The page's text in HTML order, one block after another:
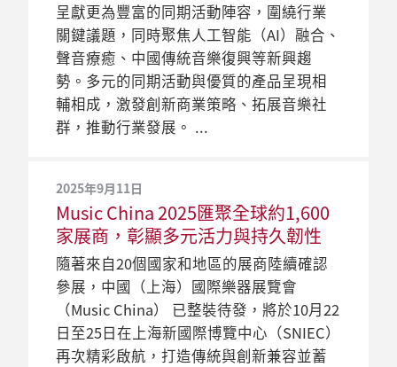
呈獻更為豐富的同期活動陣容，圍繞行業
關鍵議題，同時聚焦人工智能（AI）融合、
聲音療癒、中國傳統音樂復興等新興趨
勢。多元的同期活動與優質的產品呈現相
輔相成，激發創新商業策略、拓展音樂社
群，推動行業發展。
2025年9月11日
Music China 2025匯聚全球約1,600
家展商，彰顯多元活力與持久韌性
隨著來自20個國家和地區的展商陸續確認
參展，中國（上海）國際樂器展覽會
（Music China） 已整裝待發，將於10月22
日至25日在上海新國際博覽中心（SNIEC）
再次精彩啟航，打造傳統與創新兼容並蓄